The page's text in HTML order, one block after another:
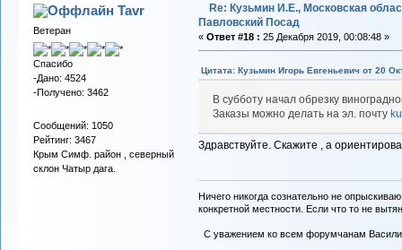
Tavr
Ветеран
Спасибо
-Дано: 4524
-Получено: 3462
Сообщений: 1050
Рейтинг: 3467
Крым Симф. район , северный
склон Чатыр дага.
Re: Кузьмин И.Е., Московская
Павловский Посад
« Ответ #18 : 25 Декабря 2019, 00:08:48 »
Цитата: Кузьмин Игорь Евгеньевич от 20
В субботу начал обрезку
Заказы можно делать на эл. почту
Здравствуйте. Скажите , а
Ничего никогда сознательно не
конкретной местности. Если что то не
С уважением ко всем форумчанам